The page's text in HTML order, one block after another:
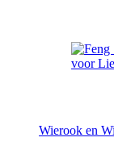
Wierook en